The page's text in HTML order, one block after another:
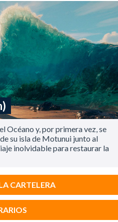
Océano y, por primera vez, se
su isla de Motunui junto al
inolvidable para restaurar la
CARTELERA